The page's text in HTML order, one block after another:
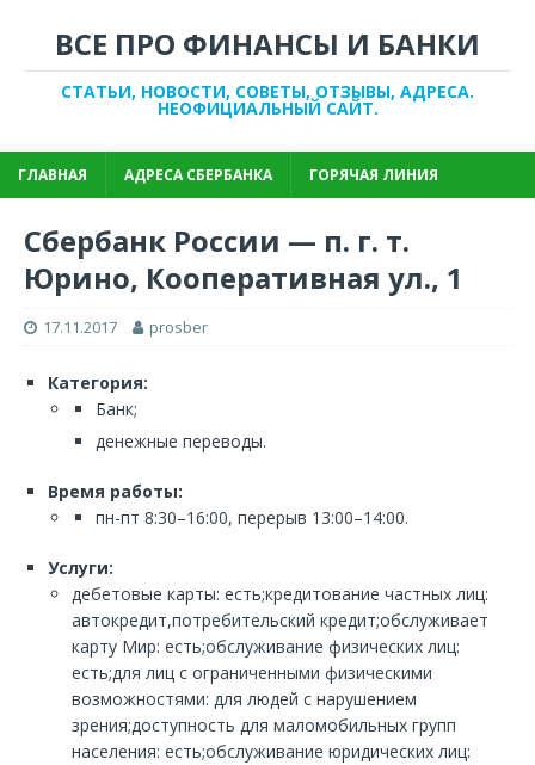
ВСЕ ПРО ФИНАНСЫ И БАНКИ
СТАТЬИ, НОВОСТИ, СОВЕТЫ, ОТЗЫВЫ, АДРЕСА.
НЕОФИЦИАЛЬНЫЙ САЙТ.
ГЛАВНАЯ АДРЕСА СБЕРБАНКА ГОРЯЧАЯ ЛИНИЯ
Сбербанк России — п. г. т.
Юрино, Кооперативная ул., 1
17.11.2017 prosber
Категория:
Банк;
денежные переводы.
Время работы:
пн-пт 8:30–16:00, перерыв 13:00–14:00.
Услуги:
дебетовые карты: есть;кредитование частных лиц:
автокредит,потребительский кредит;обслуживает
карту Мир: есть;обслуживание физических лиц:
есть;для лиц с ограниченными физическими
возможностями: для людей с нарушением
зрения;доступность для маломобильных групп
населения: есть;обслуживание юридических лиц: